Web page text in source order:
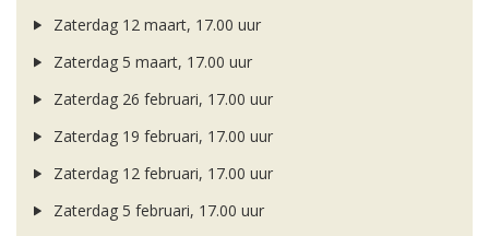
Zaterdag 12 maart, 17.00 uur
Zaterdag 5 maart, 17.00 uur
Zaterdag 26 februari, 17.00 uur
Zaterdag 19 februari, 17.00 uur
Zaterdag 12 februari, 17.00 uur
Zaterdag 5 februari, 17.00 uur